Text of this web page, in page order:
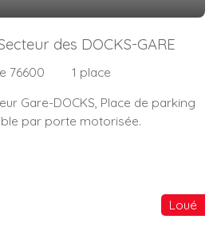
des DOCKS-GARE
76600 1 place
Gare-DOCKS, Place de parking
par porte motorisée.
Loué